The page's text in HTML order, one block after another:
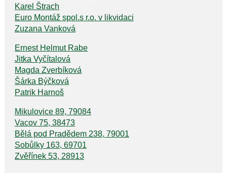
Karel Štrach
Euro Montáž spol.s r.o. v likvidaci
Zuzana Vanková
Ernest Helmut Rabe
Jitka Vyčítalová
Magda Zverbíková
Šárka Býčková
Patrik Harnoš
Mikulovice 89, 79084
Vacov 75, 38473
Bělá pod Pradědem 238, 79001
Sobůlky 163, 69701
Zvěřínek 53, 28913